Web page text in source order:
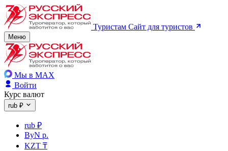
Туристам Сайт для туристов
Меню
Мы в MAX
Войти
Курс валют
rub ₽
rub ₽
ByN р.
KZT ₸